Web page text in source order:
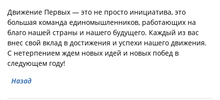
Движение Первых — это не просто инициатива, это
большая команда единомышленников, работающих на
благо нашей страны и нашего будущего. Каждый из вас
внес свой вклад в достижения и успехи нашего движения.
С нетерпением ждем новых идей и новых побед в
следующем году!
Назад